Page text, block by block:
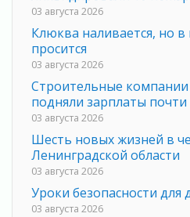
03 августа 2026
Клюква наливается, но в
просится
03 августа 2026
Строительные компании
подняли зарплаты почти
03 августа 2026
Шесть новых жизней в
Ленинградской области
03 августа 2026
Уроки безопасности для
03 августа 2026